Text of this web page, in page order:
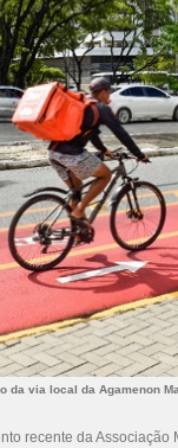
da via local da Agamenon
recente da